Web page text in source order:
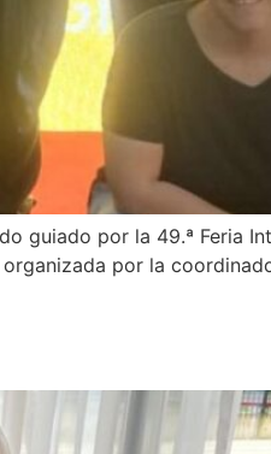
guiado por la 49.ª Feria
por la